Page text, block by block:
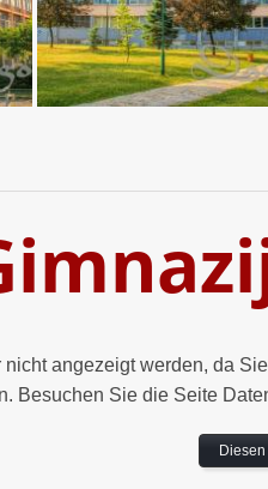
angezeigt werden, da
Besuchen Sie die Seite